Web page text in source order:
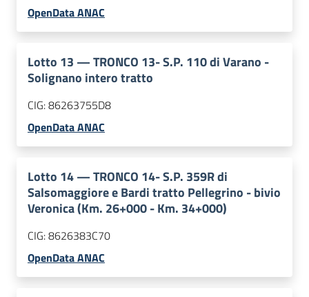
OpenData ANAC
Lotto 13 —TRONCO 13- S.P. 110 di Varano -
Solignano intero tratto
CIG:86263755D8
OpenData ANAC
Lotto 14—TRONCO 14- S.P. 359R di
Salsomaggiore e Bardi tratto Pellegrino - bivio
Veronica (Km. 26+000 - Km. 34+000)
CIG:8626383C70
OpenData ANAC